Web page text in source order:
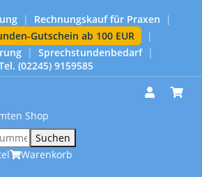
| Rechnungskauf für Praxen
|
Gutschein ab 100 EUR
|
| Sprechstundenbedarf
|
(02245) 9159585
Shop
Suchen
Warenkorb